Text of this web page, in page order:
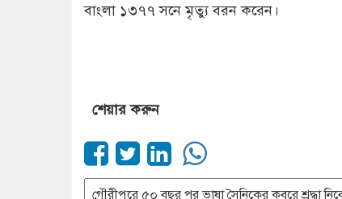
বাংলা ১৩৭৭ সনে মৃত্যু বরন করেন।
শেয়ার করুন